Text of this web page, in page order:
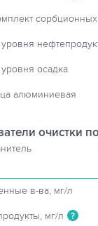
осадка
алюминиевая
очистки
в-ва, мг/л
мг/л ?